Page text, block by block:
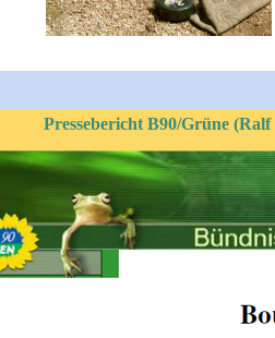
Pressebericht B90/Grüne